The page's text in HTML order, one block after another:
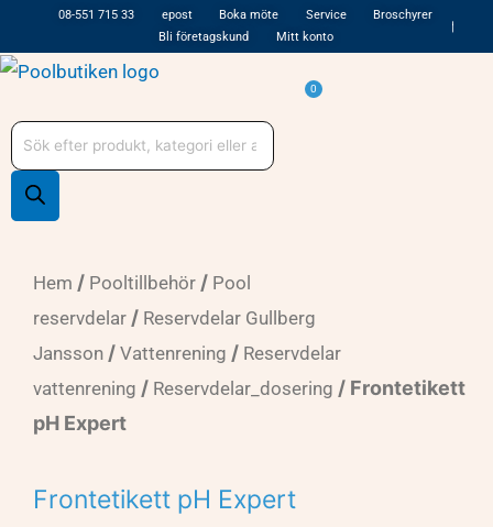
till
innehåll
08-551 715 33 epost Boka möte Service
Broschyrer
Bli företagskund
Mitt konto
0
Varukorg
Produktsökning
Hem / Pooltillbehör / Pool
reservdelar / Reservdelar Gullberg
Jansson / Vattenrening / Reservdelar
vattenrening / Reservdelar_dosering / Frontetikett
pH Expert
Frontetikett pH Expert